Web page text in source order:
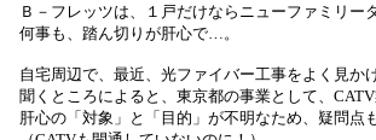
Ｂ－フレッツは、１戸だけならニューファミリー
何事も、踏ん切りが肝心で…。
自宅周辺で、最近、光ファイバー工事をよく見か
聞くところによると、東京都の事業として、
肝心の「対象」と「目的」が不明なため、疑問点